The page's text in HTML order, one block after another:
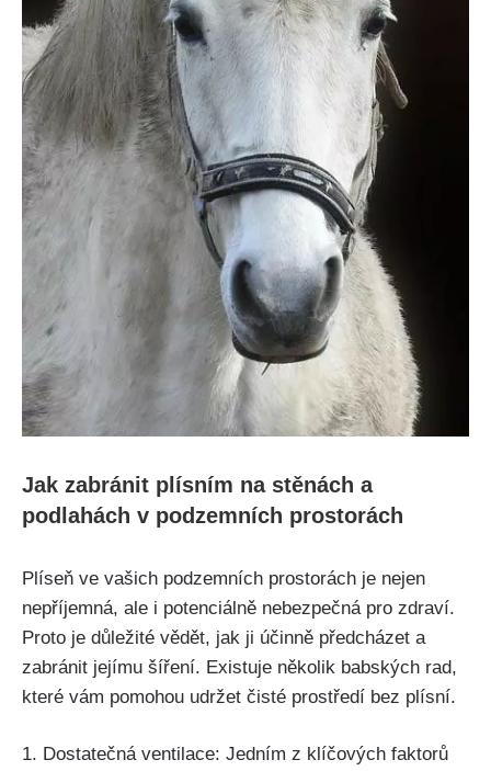
Jak zabránit plísním na ‌stěnách ⁤a
podlahách v podzemních prostorách
Plíseň ve⁣ vašich ‌podzemních prostorách je nejen‌
nepříjemná, ale i potenciálně nebezpečná pro zdraví.
Proto je důležité vědět, jak ji účinně ⁢předcházet a⁣
zabránit jejímu šíření. Existuje několik babských‍ rad,
které vám pomohou​ udržet čisté prostředí bez plísní.
1. Dostatečná ventilace: Jedním​ z klíčových faktorů